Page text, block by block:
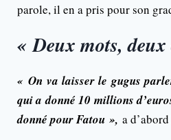
parole, il en a pris pour son
« Deux mots,
« On va laisser le gugus
qui a donné 10 millions
donné pour Fatou », a